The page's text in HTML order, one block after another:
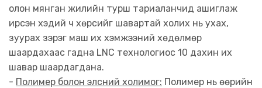
олон мянган жилийн турш тариаланчид ашиглаж
ирсэн хэдий ч хөрсийг шавартай холих нь ухах,
зуурах зэрэг маш их хэмжээний хөдөлмөр
шаардахаас гадна LNC технологиос 10 дахин их
шавар шаардагдана.
- Полимер болон элсний холимог: Полимер нь өөрийн